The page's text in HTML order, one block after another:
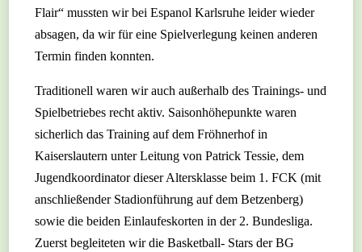
Flair“ mussten wir bei Espanol Karlsruhe leider wieder
absagen, da wir für eine Spielverlegung keinen anderen
Termin finden konnten.
Traditionell waren wir auch außerhalb des Trainings- und
Spielbetriebes recht aktiv. Saisonhöhepunkte waren
sicherlich das Training auf dem Fröhnerhof in
Kaiserslautern unter Leitung von Patrick Tessie, dem
Jugendkoordinator dieser Altersklasse beim 1. FCK (mit
anschließender Stadionführung auf dem Betzenberg)
sowie die beiden Einlaufeskorten in der 2. Bundesliga.
Zuerst begleiteten wir die Basketball- Stars der BG